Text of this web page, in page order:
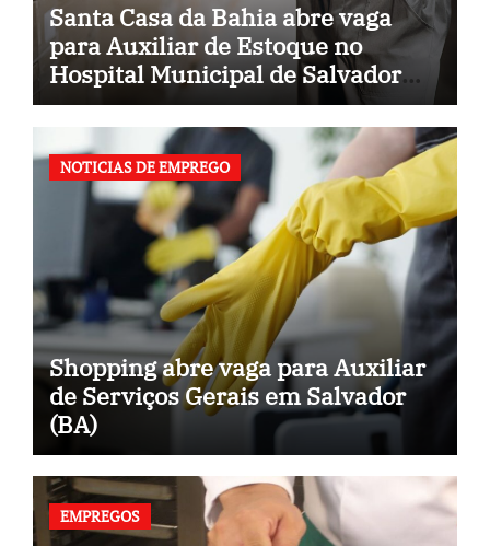
Santa Casa da Bahia abre vaga
para Auxiliar de Estoque no
Hospital Municipal de Salvador
(BA)
NOTICIAS DE EMPREGO
Shopping abre vaga para Auxiliar
de Serviços Gerais em Salvador
(BA)
EMPREGOS